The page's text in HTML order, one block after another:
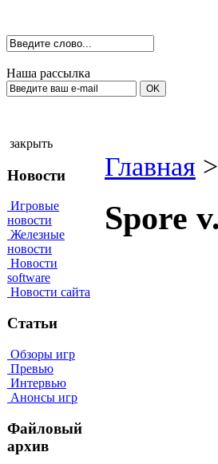
Наша рассылка
закрыть
Новости
Игровые
новости
Железные
новости
Новости
software
Новости сайта
Статьи
Обзоры игр
Превью
Интервью
Анонсы игр
Файловый
архив
Главная >
Spore